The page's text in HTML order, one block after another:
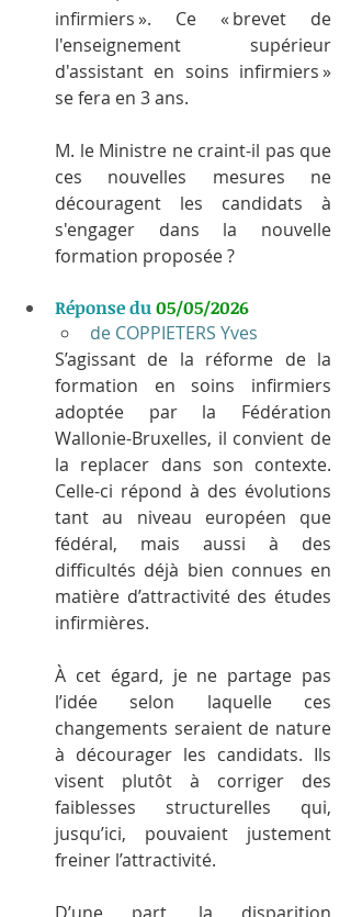
infirmiers ». Ce « brevet de
l'enseignement supérieur
d'assistant en soins infirmiers »
se fera en 3 ans.
M. le Ministre ne craint-il pas que
ces nouvelles mesures ne
découragent les candidats à
s'engager dans la nouvelle
formation proposée ?
Réponse du 05/05/2026
de COPPIETERS Yves
S’agissant de la réforme de la
formation en soins infirmiers
adoptée par la Fédération
Wallonie-Bruxelles, il convient de
la replacer dans son contexte.
Celle-ci répond à des évolutions
tant au niveau européen que
fédéral, mais aussi à des
difficultés déjà bien connues en
matière d’attractivité des études
infirmières.
À cet égard, je ne partage pas
l’idée selon laquelle ces
changements seraient de nature
à décourager les candidats. Ils
visent plutôt à corriger des
faiblesses structurelles qui,
jusqu’ici, pouvaient justement
freiner l’attractivité.